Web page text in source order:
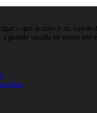
o que acontece no
grande sacada de nosso site